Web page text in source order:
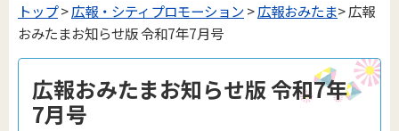
トップ>広報・シティプロモーション>広報おみたま> 広報
おみたまお知らせ版 令和7年7月号
広報おみたまお知らせ版 令和7年
7月号